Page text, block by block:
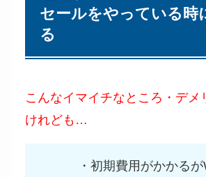
セールをやっている時
る
こんなイマイチなところ・デメ
けれども…
・初期費用がかかる